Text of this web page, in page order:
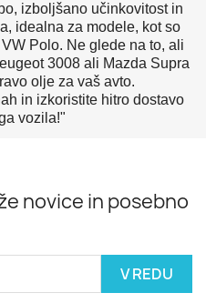
izboljšano učinkovitost in
idealna za modele, kot so
Polo. Ne glede na to, ali
3008 ali Mazda Supra
olje za vaš avto.
in izkoristite hitro dostavo
vozila!"
novice in posebno